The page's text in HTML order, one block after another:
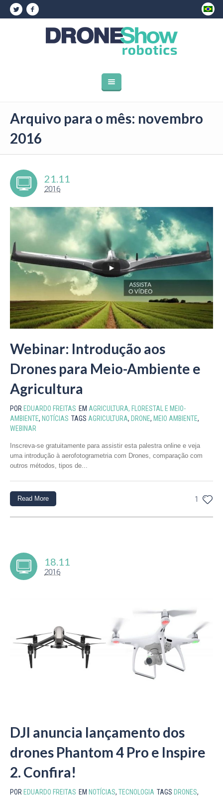
Arquivo para o mês: novembro
2016
21.11
2016
Webinar: Introdução aos
Drones para Meio-Ambiente e
Agricultura
POR EDUARDO FREITAS EM AGRICULTURA, FLORESTAL E MEIO-
AMBIENTE, NOTÍCIAS TAGS AGRICULTURA, DRONE, MEIO AMBIENTE,
WEBINAR
Inscreva-se gratuitamente para assistir esta palestra online e veja
uma introdução à aerofotogrametria com Drones, comparação com
outros métodos, tipos de...
1
Read More
18.11
2016
DJI anuncia lançamento dos
drones Phantom 4 Pro e Inspire
2. Confira!
POR EDUARDO FREITAS EM NOTÍCIAS, TECNOLOGIA TAGS DRONES,